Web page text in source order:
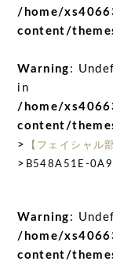
/home/
content/
Warning :
in
/home/
content/
>
【フェイシャル
> B548A51E-
Warning :
/home/
content/